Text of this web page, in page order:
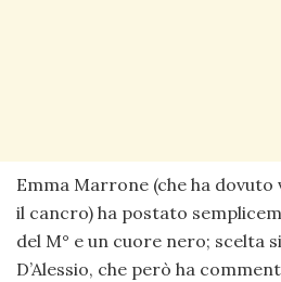
Emma Marrone (che ha
il cancro) ha postato
del M° e un cuore nero; scelta
D’Alessio, che però ha